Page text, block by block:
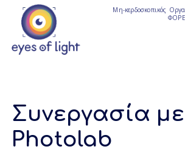
Μη-κερδοσκοπικός
Συνεργασία με
Photolab